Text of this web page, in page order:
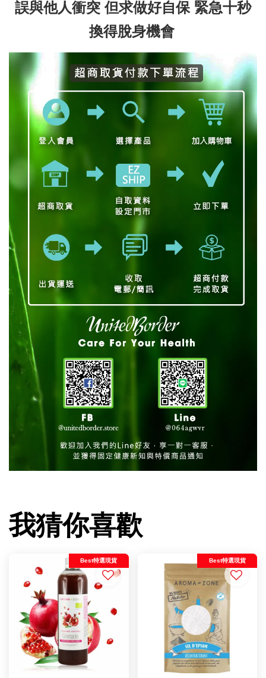
誤與他人衝突 但求做好自保 緊急十秒
換得脫身機會
我猜你喜歡
Best特選現貨 Best特選現貨